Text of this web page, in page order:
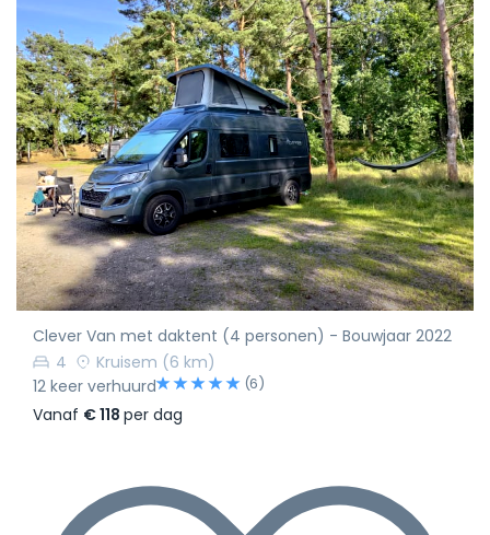
Clever Van met daktent (4 personen) - Bouwjaar 2022
4
Kruisem (6 km)
12 keer verhuurd
(6)
Vanaf € 118 per dag